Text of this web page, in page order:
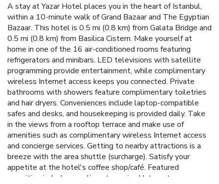
A stay at Yazar Hotel places you in the heart of Istanbul,
within a 10-minute walk of Grand Bazaar and The Egyptian
Bazaar. This hotel is 0.5 mi (0.8 km) from Galata Bridge and
0.5 mi (0.8 km) from Basilica Cistern. Make yourself at
home in one of the 16 air-conditioned rooms featuring
refrigerators and minibars. LED televisions with satellite
programming provide entertainment, while complimentary
wireless Internet access keeps you connected. Private
bathrooms with showers feature complimentary toiletries
and hair dryers. Conveniences include laptop-compatible
safes and desks, and housekeeping is provided daily. Take
in the views from a rooftop terrace and make use of
amenities such as complimentary wireless Internet access
and concierge services. Getting to nearby attractions is a
breeze with the area shuttle (surcharge). Satisfy your
appetite at the hotel's coffee shop/café. Featured
amenities include complimentary wired Internet access, a